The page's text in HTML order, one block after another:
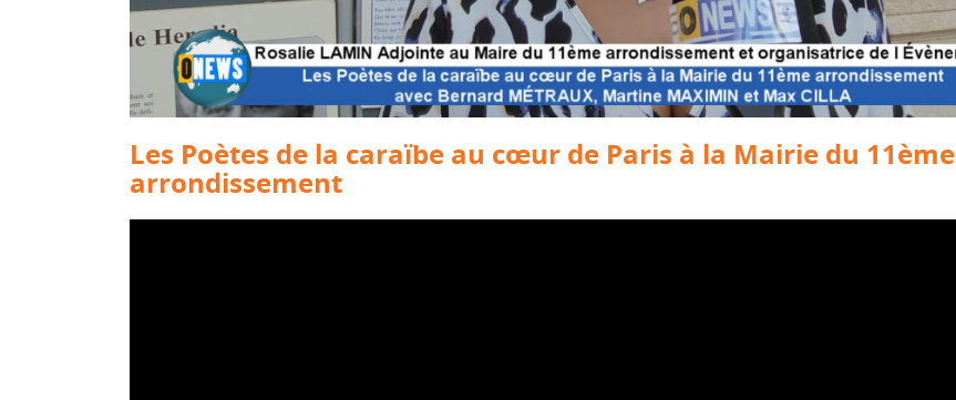
Les Poètes de la caraïbe au cœur de Paris à la Mairie du 11ème
arrondissement